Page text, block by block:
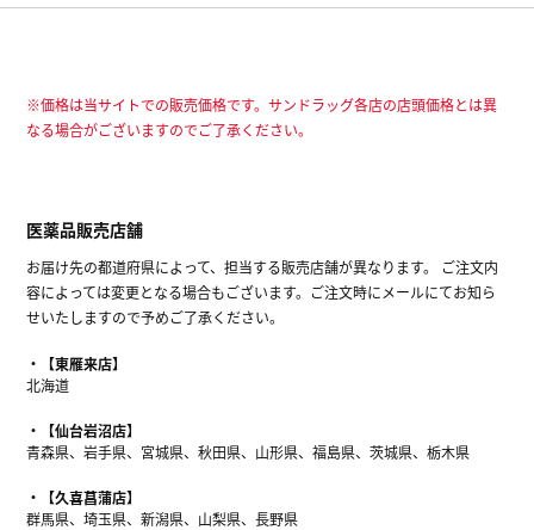
※価格は当サイトでの販売価格です。サンドラッグ各店の店頭価格とは異
なる場合がございますのでご了承ください。
医薬品販売店舗
お届け先の都道府県によって、担当する販売店舗が異なります。 ご注文内
容によっては変更となる場合もございます。ご注文時にメールにてお知ら
せいたしますので予めご了承ください。
【東雁来店】
北海道
【仙台岩沼店】
青森県、岩手県、宮城県、秋田県、山形県、福島県、茨城県、栃木県
【久喜菖蒲店】
群馬県、埼玉県、新潟県、山梨県、長野県